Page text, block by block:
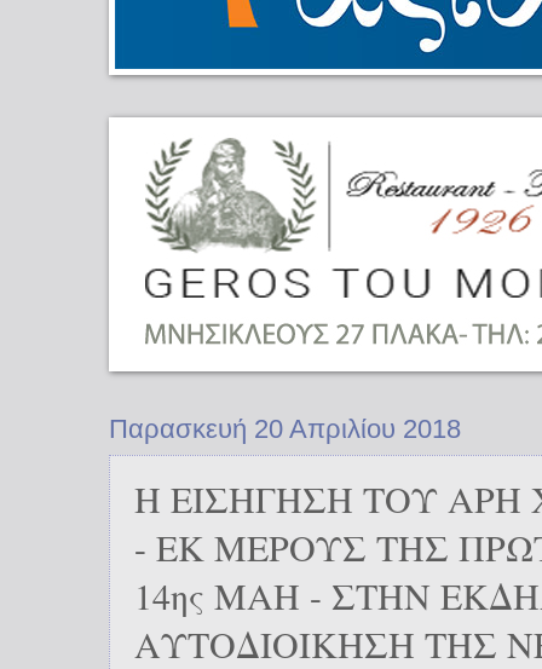
Παρασκευή 20 Απριλίου 2018
Η ΕΙΣΗΓΗΣΗ ΤΟΥ ΑΡΗ
- ΕΚ ΜΕΡΟΥΣ ΤΗΣ
14ης ΜΑΗ - ΣΤΗΝ
ΑΥΤΟΔΙΟΙΚΗΣΗ ΤΗΣ